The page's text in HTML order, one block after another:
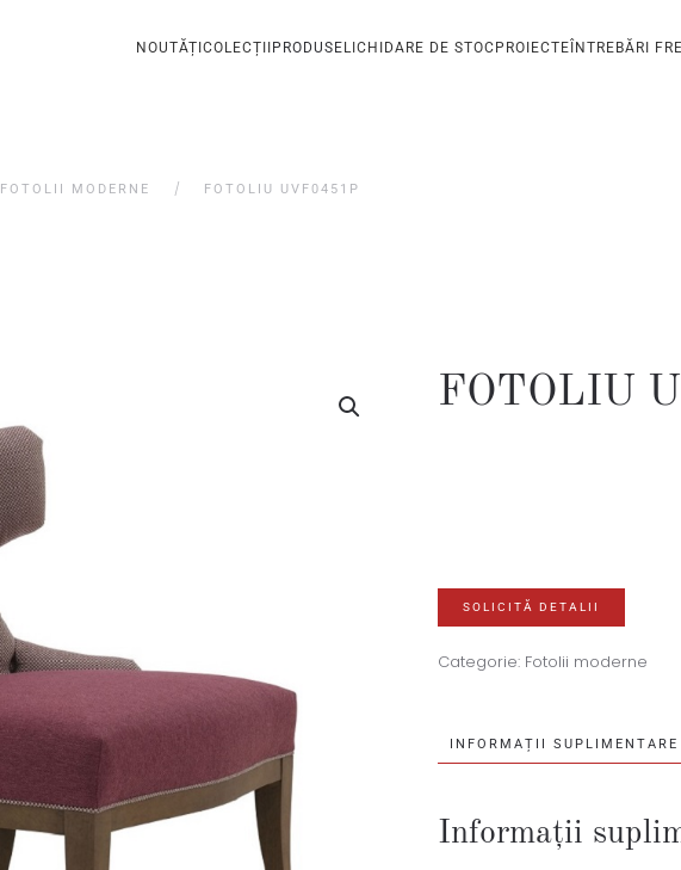
NOUTĂȚICOLECȚIIPRODUSELICHIDARE DE STOCPROIECTEÎNTREBĂRI
FOTOLII MODERNE FOTOLIU UVF0451P
FOTOLIU
SOLICITĂ DETALII
Categorie: Fotolii moderne
INFORMAȚII SUPLIMENTARE
Informații